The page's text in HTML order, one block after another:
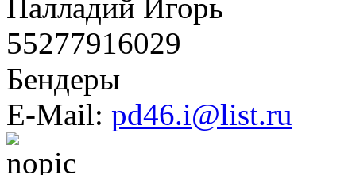
Палладий Игорь
55277916029
Бендеры
E-Mail: pd46.i@list.ru